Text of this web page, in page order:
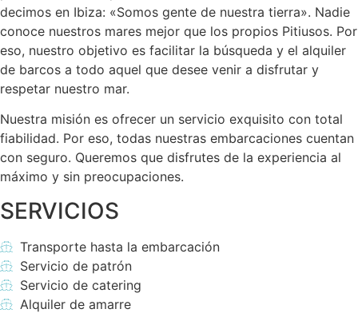
decimos en Ibiza: «Somos gente de nuestra tierra». Nadie
conoce nuestros mares mejor que los propios Pitiusos. Por
eso, nuestro objetivo es facilitar la búsqueda y el alquiler
de barcos a todo aquel que desee venir a disfrutar y
respetar nuestro mar.
Nuestra misión es ofrecer un servicio exquisito con total
fiabilidad. Por eso, todas nuestras embarcaciones cuentan
con seguro. Queremos que disfrutes de la experiencia al
máximo y sin preocupaciones.
SERVICIOS
Transporte hasta la embarcación
Servicio de patrón
Servicio de catering
Alquiler de amarre